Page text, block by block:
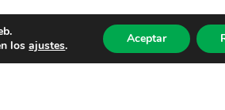
losajustes. Aceptar